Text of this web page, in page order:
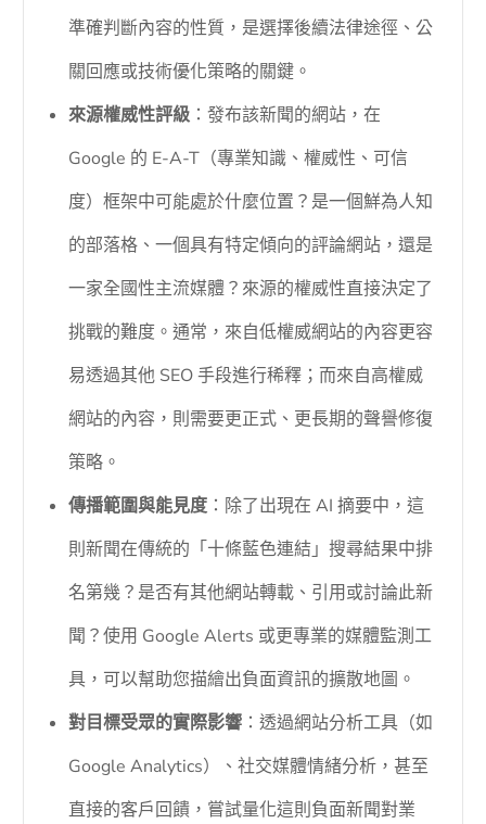
準確判斷內容的性質，是選擇後續法律途徑、公
關回應或技術優化策略的關鍵。
來源權威性評級 ：發布該新聞的網站，在
Google 的 E-A-T（專業知識、權威性、可信
度）框架中可能處於什麼位置？是一個鮮為人知
的部落格、一個具有特定傾向的評論網站，還是
一家全國性主流媒體？來源的權威性直接決定了
挑戰的難度。通常，來自低權威網站的內容更容
易透過其他 SEO 手段進行稀釋；而來自高權威
網站的內容，則需要更正式、更長期的聲譽修復
策略。
傳播範圍與能見度 ：除了出現在 AI 摘要中，這
則新聞在傳統的「十條藍色連結」搜尋結果中排
名第幾？是否有其他網站轉載、引用或討論此新
聞？使用 Google Alerts 或更專業的媒體監測工
具，可以幫助您描繪出負面資訊的擴散地圖。
對目標受眾的實際影響 ：透過網站分析工具（如
Google Analytics）、社交媒體情緒分析，甚至
直接的客戶回饋，嘗試量化這則負面新聞對業